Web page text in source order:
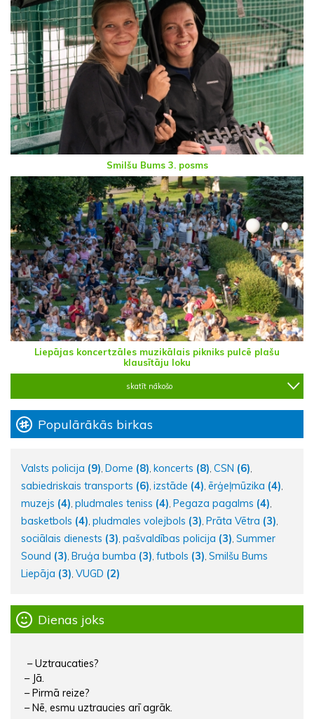
Smilšu Bums 3. posms
Liepājas koncertzāles muzikālais pikniks pulcē plašu
klausītāju loku
skatīt nākošo
Populārākās birkas
Valsts policija (9), Dome (8), koncerts (8), CSN (6),
sabiedriskais transports (6), izstāde (4), ērģeļmūzika (4),
muzejs (4), pludmales teniss (4), Pegaza pagalms (4),
basketbols (4), pludmales volejbols (3), Prāta Vētra (3),
sociālais dienests (3), pašvaldības policija (3), Summer
Sound (3), Bruģa bumba (3), futbols (3), Smilšu Bums
Liepāja (3), VUGD (2)
Dienas joks
– Uztraucaties?
– Jā.
– Pirmā reize?
– Nē, esmu uztraucies arī agrāk.